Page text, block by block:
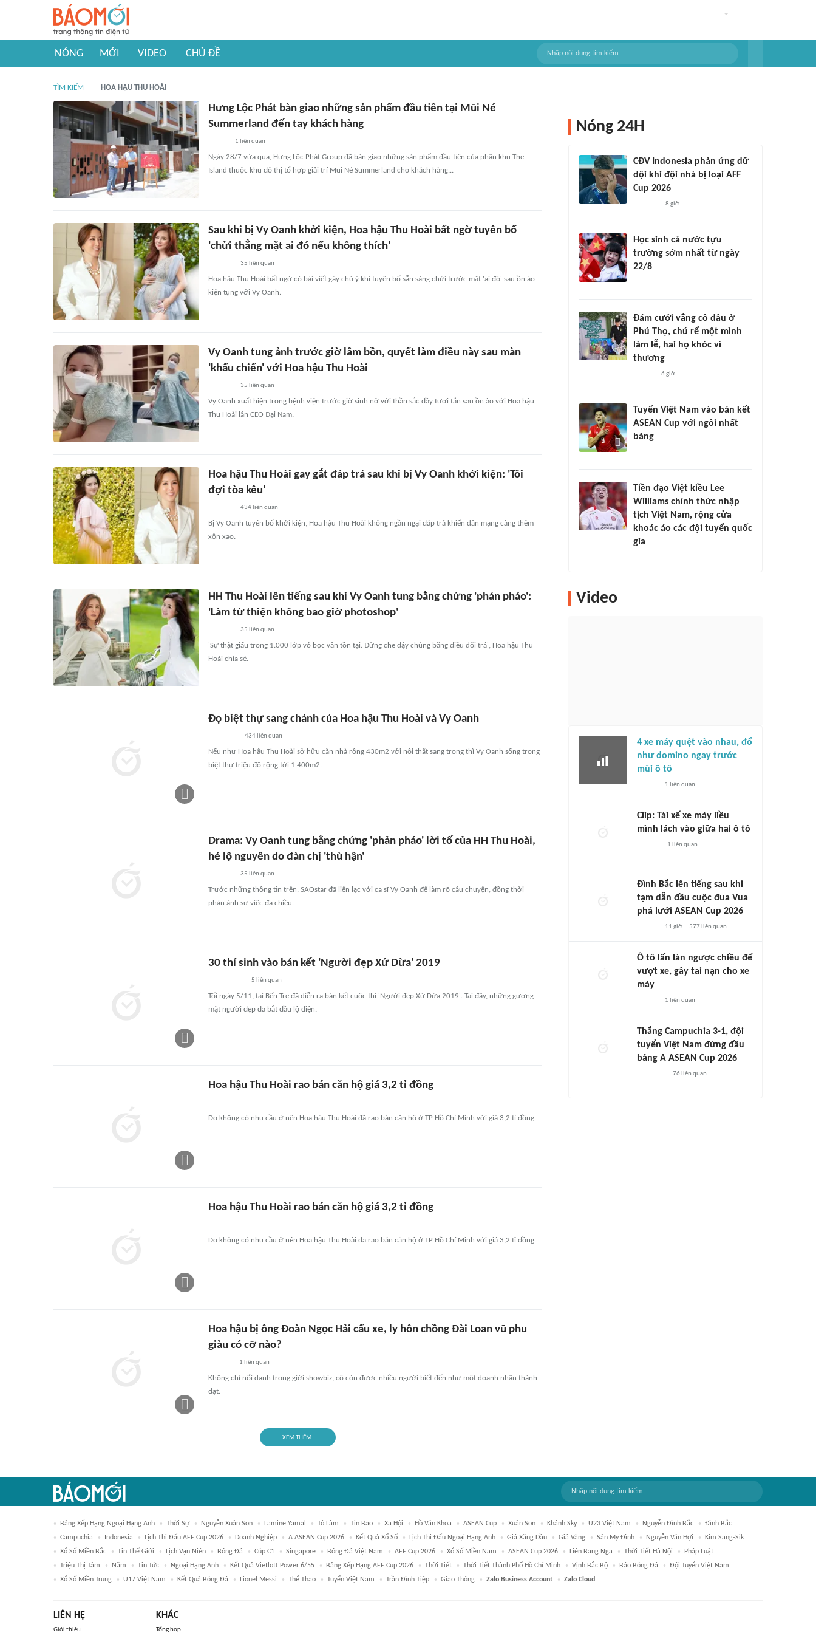
NÓNG MỚI VIDEO CHỦ ĐỀ
TÌM KIẾM HOA HẬU THU HOÀI
Hưng Lộc Phát bàn giao những sản phẩm đầu tiên tại Mũi Né
Summerland đến tay khách hàng
1 liên quan
Ngày 28/7 vừa qua, Hưng Lộc Phát Group đã bàn giao những sản phẩm đầu tiên của phân khu The
Island thuộc khu đô thị tổ hợp giải trí Mũi Né Summerland cho khách hàng...
Sau khi bị Vy Oanh khởi kiện, Hoa hậu Thu Hoài bất ngờ tuyên bố
'chửi thẳng mặt ai đó nếu không thích'
35 liên quan
Hoa hậu Thu Hoài bất ngờ có bài viết gây chú ý khi tuyên bố sẵn sàng chửi trước mặt 'ai đó' sau ồn ào
kiện tụng với Vy Oanh.
Vy Oanh tung ảnh trước giờ lâm bồn, quyết làm điều này sau màn
'khẩu chiến' với Hoa hậu Thu Hoài
35 liên quan
Vy Oanh xuất hiện trong bệnh viện trước giờ sinh nở với thần sắc đầy tươi tắn sau ồn ào với Hoa hậu
Thu Hoài lẫn CEO Đại Nam.
Hoa hậu Thu Hoài gay gắt đáp trả sau khi bị Vy Oanh khởi kiện: 'Tôi
đợi tòa kêu'
434liên quan
Bị Vy Oanh tuyên bố khởi kiện, Hoa hậu Thu Hoài không ngần ngại đáp trả khiến dân mạng càng thêm
xôn xao.
HH Thu Hoài lên tiếng sau khi Vy Oanh tung bằng chứng 'phản pháo':
'Làm từ thiện không bao giờ photoshop'
35 liên quan
'Sự thật giấu trong 1.000 lớp vỏ bọc vẫn tồn tại. Đừng che đậy chúng bằng điều dối trá', Hoa hậu Thu
Hoài chia sẻ.
Đọ biệt thự sang chảnh của Hoa hậu Thu Hoài và Vy Oanh
434 liên quan
Nếu như Hoa hậu Thu Hoài sở hữu căn nhà rộng 430m2 với nội thất sang trọng thì Vy Oanh sống trong
biệt thự triệu đô rộng tới 1.400m2.
Drama: Vy Oanh tung bằng chứng 'phản pháo' lời tố của HH Thu Hoài,
hé lộ nguyên do đàn chị 'thù hận'
35 liên quan
Trước những thông tin trên, SAOstar đã liên lạc với ca sĩ Vy Oanh để làm rõ câu chuyện, đồng thời
phản ánh sự việc đa chiều.
30 thí sinh vào bán kết 'Người đẹp Xứ Dừa' 2019
5 liên quan
Tối ngày 5/11, tại Bến Tre đã diễn ra bán kết cuộc thi 'Người đẹp Xứ Dừa 2019'. Tại đây, những gương
mặt người đẹp đã bắt đầu lộ diện.
Hoa hậu Thu Hoài rao bán căn hộ giá 3,2 tỉ đồng
Do không có nhu cầu ở nên Hoa hậu Thu Hoài đã rao bán căn hộ ở TP Hồ Chí Minh với giá 3,2 tỉ đồng.
Hoa hậu Thu Hoài rao bán căn hộ giá 3,2 tỉ đồng
Do không có nhu cầu ở nên Hoa hậu Thu Hoài đã rao bán căn hộ ở TP Hồ Chí Minh với giá 3,2 tỉ đồng.
Hoa hậu bị ông Đoàn Ngọc Hải cẩu xe, ly hôn chồng Đài Loan vũ phu
giàu có cỡ nào?
1 liên quan
Không chỉ nổi danh trong giới showbiz, cô còn được nhiều người biết đến như một doanh nhân thành
đạt.
XEM THÊM
Nóng 24H
CĐV Indonesia phản ứng dữ
dội khi đội nhà bị loại AFF
Cup 2026
8 giờ
Học sinh cả nước tựu
trường sớm nhất từ ngày
22/8
Đám cưới vắng cô dâu ở
Phú Thọ, chú rể một mình
làm lễ, hai họ khóc vì
thương
6 giờ
Tuyển Việt Nam vào bán kết
ASEAN Cup với ngôi nhất
bảng
Tiền đạo Việt kiều Lee
Williams chính thức nhập
tịch Việt Nam, rộng cửa
khoác áo các đội tuyển quốc
gia
Video
4 xe máy quệt vào nhau, đổ
như domino ngay trước
mũi ô tô
1 liên quan
Clip: Tài xế xe máy liều
mình lách vào giữa hai ô tô
1 liên quan
Đình Bắc lên tiếng sau khi
tạm dẫn đầu cuộc đua Vua
phá lưới ASEAN Cup 2026
11 giờ 577liên quan
Ô tô lấn làn ngược chiều để
vượt xe, gây tai nạn cho xe
máy
1 liên quan
Thắng Campuchia 3-1, đội
tuyển Việt Nam đứng đầu
bảng A ASEAN Cup 2026
76 liên quan
Bảng Xếp Hạng Ngoại Hạng Anh Thời Sự Nguyễn Xuân Son Lamine Yamal Tô Lâm Tin Bão Xã Hội Hồ Văn Khoa ASEAN Cup Xuân Son Khánh Sky U23 Việt Nam Nguyễn Đình Bắc
Đình Bắc
Campuchia
Indonesia Lịch Thi Đấu AFF Cup 2026 Doanh Nghiệp A ASEAN Cup 2026 Kết Quả Xổ Số Lịch Thi Đấu Ngoại Hạng Anh Giá Xăng Dầu Giá Vàng Sân Mỹ Đình Nguyễn Văn Hợi
Kim Sang-Sik
Xổ Số Miền Bắc
Tin Thế Giới Lịch Vạn Niên Bóng Đá Cúp C1 Singapore Bóng Đá Việt Nam AFF Cup 2026 Xổ Số Miền Nam ASEAN Cup 2026 Liên Bang Nga Thời Tiết Hà Nội
Pháp Luật
Triệu Thị Tâm
Năm Tin Tức Ngoại Hạng Anh Kết Quả Vietlott Power 6/55 Bảng Xếp Hạng AFF Cup 2026 Thời Tiết Thời Tiết Thành Phố Hồ Chí Minh Vịnh Bắc Bộ Báo Bóng Đá
Đội Tuyển Việt Nam
Xổ Số Miền Trung
U17 Việt Nam Kết Quả Bóng Đá Lionel Messi Thể Thao Tuyển Việt Nam Trần Đình Tiệp Giao Thông Zalo Business Account Zalo Cloud
LIÊN HỆ
Giới thiệu
KHÁC
Tổng hợp